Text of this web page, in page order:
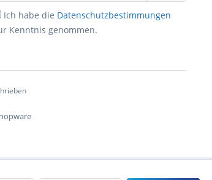
Ich habe die Datenschutzbestimmungen
Kenntnis genommen.